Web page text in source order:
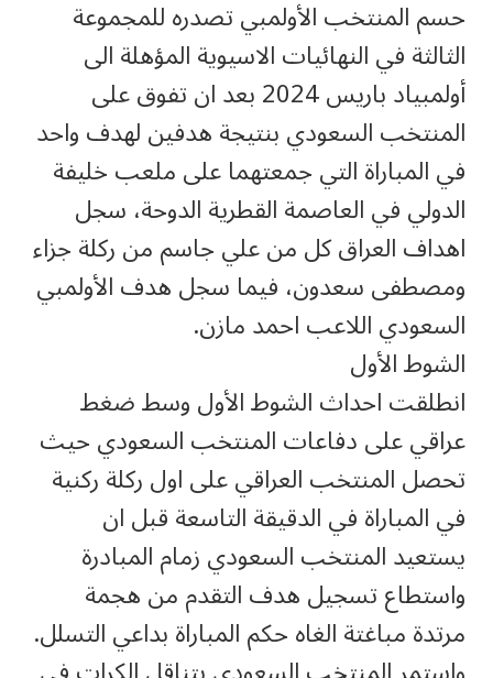
حسم المنتخب الأولمبي تصدره للمجموعة
الثالثة في النهائيات الاسيوية المؤهلة الى
أولمبياد باريس 2024 بعد ان تفوق على
المنتخب السعودي بنتيجة هدفين لهدف واحد
في المباراة التي جمعتهما على ملعب خليفة
الدولي في العاصمة القطرية الدوحة، سجل
اهداف العراق كل من علي جاسم من ركلة جزاء
ومصطفى سعدون، فيما سجل هدف الأولمبي
السعودي اللاعب احمد مازن.
الشوط الأول
انطلقت احداث الشوط الأول وسط ضغط
عراقي على دفاعات المنتخب السعودي حيث
تحصل المنتخب العراقي على اول ركلة ركنية
في المباراة في الدقيقة التاسعة قبل ان
يستعيد المنتخب السعودي زمام المبادرة
واستطاع تسجيل هدف التقدم من هجمة
مرتدة مباغتة الغاه حكم المباراة بداعي التسلل.